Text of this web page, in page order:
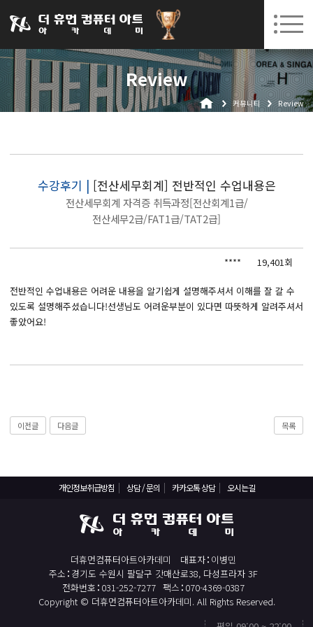
031-252-7277 수원캠퍼스 개강 08. 12.(수)
로그인 회원가입 고객센터
Review
커뮤니티 Review
수강후기 | [전산세무회계] 전반적인 수업내용은
전산세무회계 자격증 취득과정[전산회계1급/
전산세무2급/FAT1급/TAT2급]
**** 19,401회
전반적인 수업내용은 어려운 내용을 알기쉽게 설명해주셔서 이해를 잘 갈 수
있도록 설명해주셨습니다!선생님도 어려운부분이 있다면 따뜻하게 알려주셔서
좋았어요!
이전글 다음글 목록
개인정보취급방침 상담 / 문의 카카오톡 상담 오시는길
더휴먼컴퓨터아트아카데미 대표자 이병민
주소 경기도 수원시 팔달구 갓매산로38, 다성프라자 3F
전화번호 031-252-7277 팩스 070-4369-0387
Copyright © 더휴먼컴퓨터아트아카데미. All Rights Reserved.
아카데미소개
인사말
오시는길
국비지원 무료교육
BIM 건축설계 및 실내건축설계(캐드(CAD),맥스(MAX),레빗(REVIT))실무자 양성과정
React, Veu 프레임워크 기반 프론트엔드 개발 양성 지원
전산세무회계 자격취득과정[전산회계1급/전산세무2급/FAT1급/TAT2급]
직업상담사 2급 (필기+실기) 자격증 취득과정
일러스트 자격증 취득과정(GTQi 1급)
전산회계 1급 / FAT 1급 자격증 취득과정